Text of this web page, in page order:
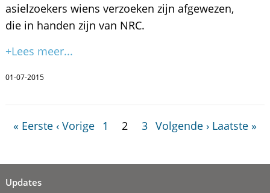
asielzoekers wiens verzoeken zijn afgewezen,
die in handen zijn van NRC.
+Lees meer...
01-07-2015
« Eerste ‹ Vorige 1 2 3 Volgende › Laatste »
Updates